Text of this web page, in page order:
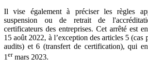
Il vise également à préciser les règles
suspension ou de retrait de
certificateurs des entreprises. Cet arrêté est
15 août 2022, à l’exception des articles 5 (cas
audits) et 6 (transfert de certification), qui
1ermars 2023.